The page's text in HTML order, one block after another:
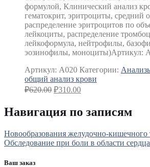
формулой, Клинический анализ
гематокрит, эритроциты, средний
распределение эритроцитов по
лейкоциты, распределение
лейкоформула, нейтрофилы,
эозинофилы, моноциты)Артикул:
Артикул: A020 Категории:
общий анализ крови
₽620.00 ₽310.00
Навигация по записям
Новообразования желудочно-кишечного
Обследование при боли в области
Ваш заказ